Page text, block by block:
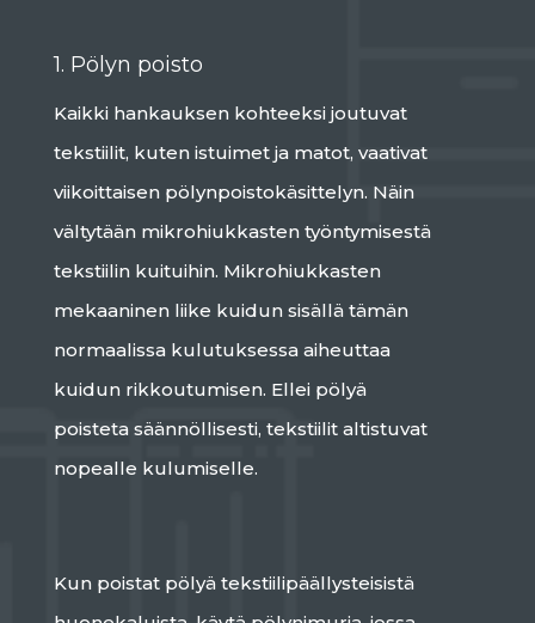
1. Pölyn poisto
Kaikki hankauksen kohteeksi joutuvat
tekstiilit, kuten istuimet ja matot, vaativat
viikoittaisen pölynpoistokäsittelyn. Näin
vältytään mikrohiukkasten työntymisestä
tekstiilin kuituihin. Mikrohiukkasten
mekaaninen liike kuidun sisällä tämän
normaalissa kulutuksessa aiheuttaa
kuidun rikkoutumisen. Ellei pölyä
poisteta säännöllisesti, tekstiilit altistuvat
nopealle kulumiselle.
Kun poistat pölyä tekstiilipäällysteisistä